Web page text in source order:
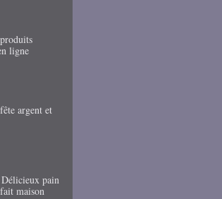
ligne
argent et
pain
maison